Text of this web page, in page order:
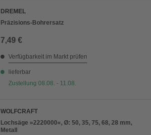
DREMEL
Präzisions-Bohrersatz
7,49 €
Verfügbarkeit im Markt prüfen
lieferbar
Zustellung 08.08. - 11.08.
WOLFCRAFT
Lochsäge »2220000«, Ø: 50, 35, 75, 68, 28 mm,
Metall